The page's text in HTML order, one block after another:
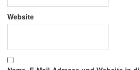
Website